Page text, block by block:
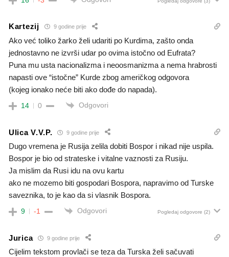
Kartezij 9 godine prije
Ako već toliko žarko želi udariti po Kurdima, zašto onda
jednostavno ne izvrši udar po ovima istočno od Eufrata?
Puna mu usta nacionalizma i neoosmanizma a nema hrabrosti
napasti ove “istočne” Kurde zbog američkog odgovora
(kojeg ionako neće biti ako dođe do napada).
14 0 Odgovori
Ulica V.V.P. 9 godine prije
Dugo vremena je Rusija zelila dobiti Bospor i nikad nije uspila.
Bospor je bio od strateske i vitalne vaznosti za Rusiju.
Ja mislim da Rusi idu na ovu kartu
ako ne mozemo biti gospodari Bospora, napravimo od Turske
saveznika, to je kao da si vlasnik Bospora.
9 -1 Odgovori Pogledaj odgovore (2)
Jurica 9 godine prije
Cijelim tekstom provlači se teza da Turska želi sačuvati